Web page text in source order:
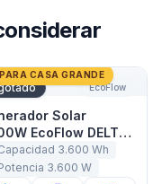
DELTA 2Solar 3600W
EcoFlow
PARA CASA GRANDE
Solar
EcoFlow DELTA
3.600 Wh
3.600 W